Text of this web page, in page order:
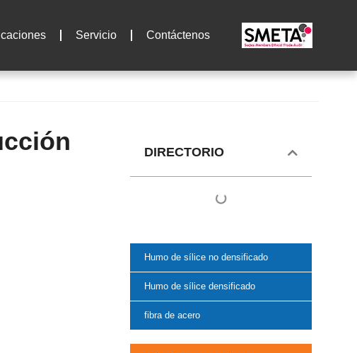
Servicio Contáctenos
DIRECTORIO
Humo de sílice no densificado
Humo de sílice densificado
fibra de acero